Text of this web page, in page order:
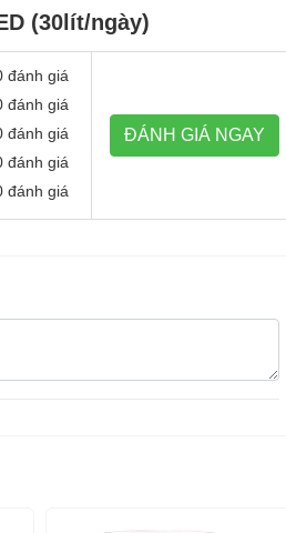
(30lít/ngày)
đánh giá
đánh giá
đánh giá
đánh giá
đánh giá
ĐÁNH GIÁ NGAY